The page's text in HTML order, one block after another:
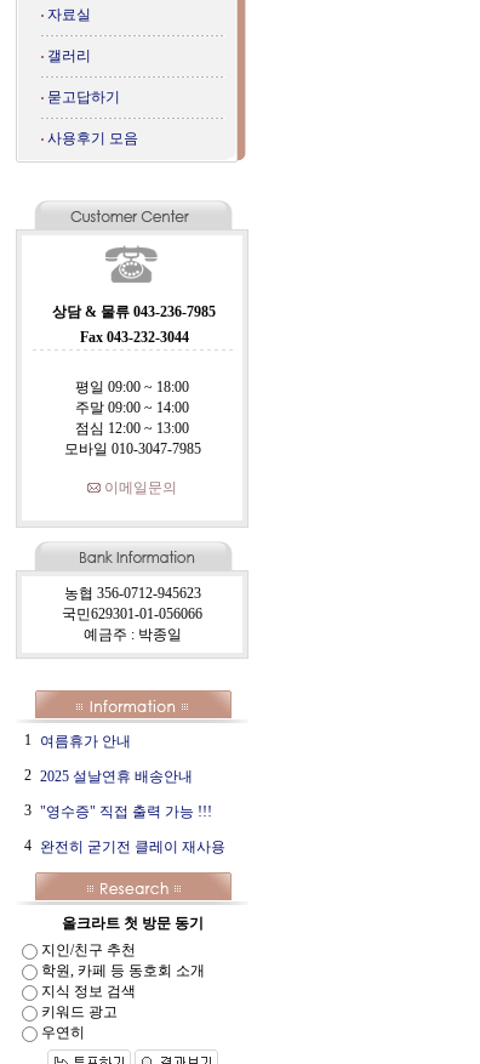
자료실
갤러리
묻고답하기
사용후기 모음
상담 & 물류 043-236-7985
Fax 043-232-3044
평일 09:00 ~ 18:00
주말 09:00 ~ 14:00
점심 12:00 ~ 13:00
모바일 010-3047-7985
이메일문의
농협 356-0712-945623
국민629301-01-056066
예금주 : 박종일
1 여름휴가 안내
2 2025 설날연휴 배송안내
3 "영수증" 직접 출력 가능 !!!
4 완전히 굳기전 클레이 재사용
올크라트 첫 방문 동기
지인/친구 추천
학원, 카페 등 동호회 소개
지식 정보 검색
키워드 광고
우연히